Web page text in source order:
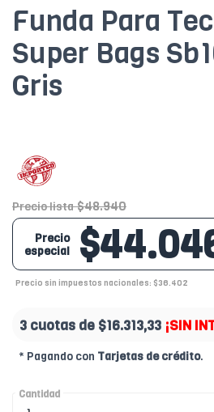
Funda Para
Super Bags
Gris
Precio lista $48.940
Precio
especial
Precio sin impuestos nacionales: $36.402
3 cuotas de $16.313,33 ¡SIN
* Pagando con Tarjetas de crédito.
Cantidad